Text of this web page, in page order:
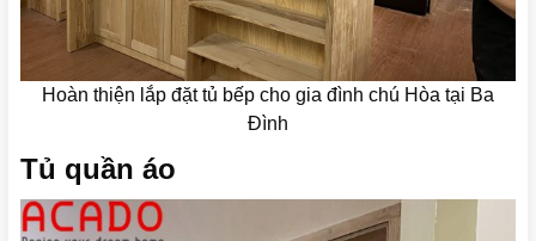
Hoàn thiện lắp đặt tủ bếp cho gia đình chú Hòa tại Ba
Đình
Tủ quần áo